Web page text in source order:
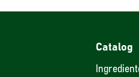
Catalog